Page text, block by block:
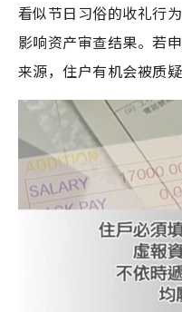
看似节日习俗的收礼行
影响资产审查结果。若
来源，住户有机会被质